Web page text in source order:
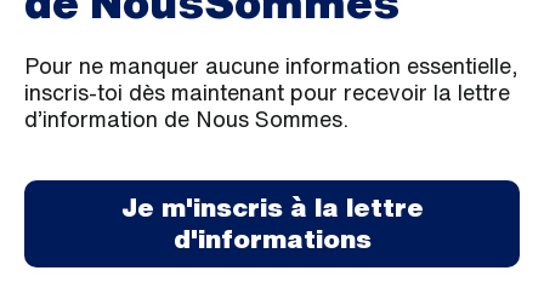
Pour ne manquer aucune information essentielle,
inscris-toi dès maintenant pour recevoir la lettre
d’information de Nous Sommes.
Je m'inscris à la lettre
d'informations